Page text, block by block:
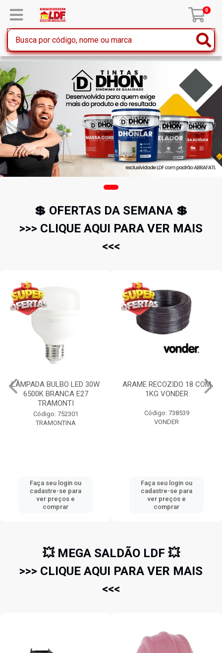
0
💲 OFERTAS DA SEMANA 💲
>>> CLIQUE AQUI PARA VER MAIS
<<<
ARAME RECOZIDO 18 COM
1KG VONDER
Código: 738539
VONDER
Faça seu login ou
cadastre-se para
ver preços e
comprar
PÁ DE BICO COM CABO
PLASTICO N.3 71CM
Código: 58198
TRAMONTINA
Faça seu login ou
cadastre-se para
ver preços e
comprar
💥 MEGA SALDÃO LDF 💥
>>> CLIQUE AQUI PARA VER MAIS
<<<